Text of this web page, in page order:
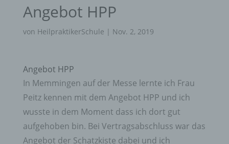
Angebot HPP
von HeilpraktikerSchule | Nov. 2, 2019
Angebot HPP
In Memmingen auf der Messe lernte ich Frau
Peitz kennen mit dem Angebot HPP und ich
wusste in dem Moment dass ich dort gut
aufgehoben bin. Bei Vertragsabschluss war das
Angebot der Schatzkiste dabei und ich